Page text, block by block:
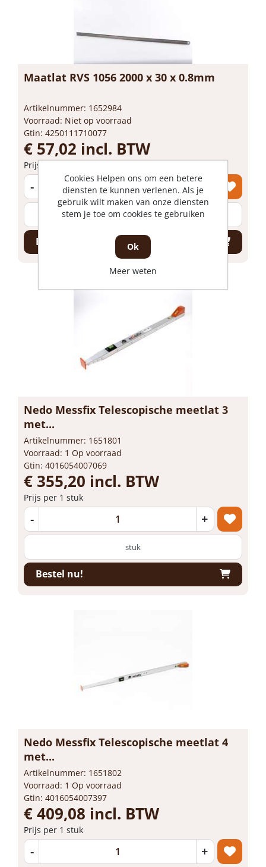
Maatlat RVS 1056 2000 x 30 x 0.8mm
Artikelnummer: 1652984
Voorraad: Niet op voorraad
Gtin: 4250111710077
€ 57,02 incl. BTW
Prijs per 1 stuk
- +
stuk
Bestel nu!
Nedo Messfix Telescopische meetlat 3
met...
Artikelnummer: 1651801
Voorraad: 1 Op voorraad
Gtin: 4016054007069
€ 355,20 incl. BTW
Prijs per 1 stuk
- +
stuk
Bestel nu!
Nedo Messfix Telescopische meetlat 4
met...
Artikelnummer: 1651802
Voorraad: 1 Op voorraad
Gtin: 4016054007397
€ 409,08 incl. BTW
Prijs per 1 stuk
- +
Cookies Helpen ons om een betere
diensten te kunnen verlenen. Als je
gebruik wilt maken van onze diensten
stem je toe om cookies te gebruiken
Ok
Meer weten